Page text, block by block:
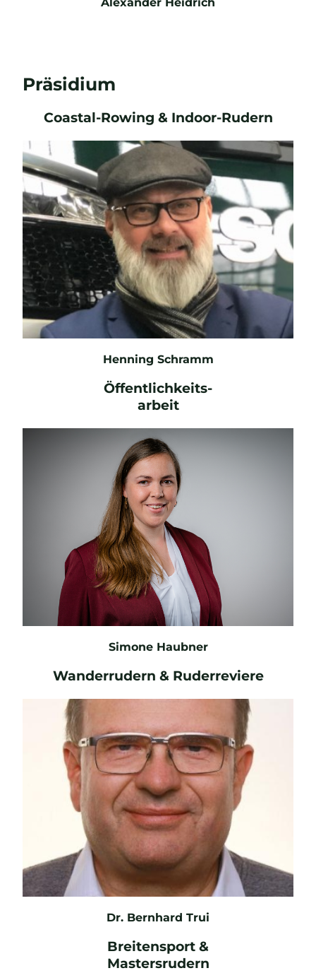
Präsidium
Coastal-Rowing & Indoor-Rudern
E-Mail
Henning Schramm
Öffentlichkeits-
arbeit
E-Mail
Simone Haubner
Wanderrudern & Ruderreviere
Dr. Bernhard Trui
Breitensport &
Mastersrudern